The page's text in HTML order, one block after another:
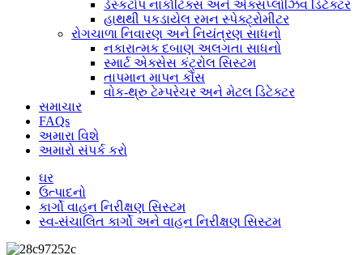
ડેસ્કટોપ નાર્કોટિક્સ અને એક્સપ્લોઝિવ ડિટેક્ટર
હાથથી પકડાયેલ રમન સ્પેક્ટ્રોમીટર
રોગચાળા નિવારણ અને નિયંત્રણ સાધનો
નકારાત્મક દબાણ અલગતા સાધનો
સ્માર્ટ એક્સેસ કંટ્રોલ સિસ્ટમ
તાપમાન માપન કૌંસ
વોક-થ્રુ ટેમ્પરેચર અને મેટલ ડિટેક્ટર
સમાચાર
FAQs
અમારા વિશે
અમારો સંપર્ક કરો
ઘર
ઉત્પાદનો
કાર્ગો વાહન નિરીક્ષણ સિસ્ટમ
સ્વ-સંચાલિત કાર્ગો અને વાહન નિરીક્ષણ સિસ્ટમ